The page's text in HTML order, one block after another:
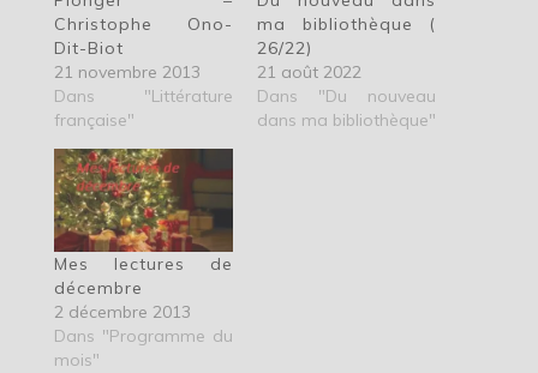
Christophe Ono-
Dit-Biot
21 novembre 2013
Dans "Littérature
française"
ma bibliothèque (
26/22)
21 août 2022
Dans "Du nouveau
dans ma bibliothèque"
Mes lectures de
décembre
2 décembre 2013
Dans "Programme du
mois"